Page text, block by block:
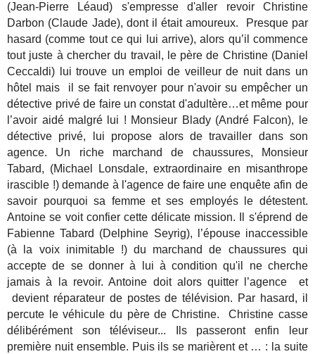
(Jean-Pierre Léaud) s'empresse d'aller revoir Christine
Darbon (Claude Jade), dont il était amoureux. Presque par
hasard (comme tout ce qui lui arrive), alors qu’il commence
tout juste à chercher du travail, le père de Christine (Daniel
Ceccaldi) lui trouve un emploi de veilleur de nuit dans un
hôtel mais il se fait renvoyer pour n'avoir su empêcher un
détective privé de faire un constat d'adultère…et même pour
l’avoir aidé malgré lui ! Monsieur Blady (André Falcon), le
détective privé, lui propose alors de travailler dans son
agence. Un riche marchand de chaussures, Monsieur
Tabard, (Michael Lonsdale, extraordinaire en misanthrope
irascible !) demande à l'agence de faire une enquête afin de
savoir pourquoi sa femme et ses employés le détestent.
Antoine se voit confier cette délicate mission. Il s'éprend de
Fabienne Tabard (Delphine Seyrig), l’épouse inaccessible
(à la voix inimitable !) du marchand de chaussures qui
accepte de se donner à lui à condition qu'il ne cherche
jamais à la revoir. Antoine doit alors quitter l’agence et
devient réparateur de postes de télévision. Par hasard, il
percute le véhicule du père de Christine. Christine casse
délibérément son téléviseur... Ils passeront enfin leur
première nuit ensemble. Puis ils se marièrent et … : la suite